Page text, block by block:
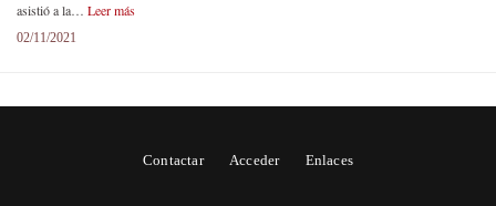
asistió a la… Leer más
02/11/2021
Contactar Acceder Enlaces